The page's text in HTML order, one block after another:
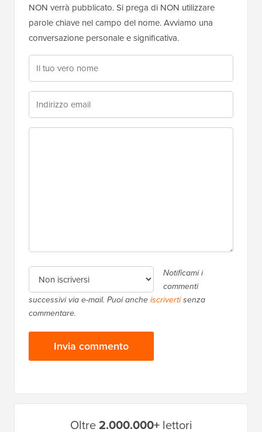
NON verrà pubblicato. Si prega di NON utilizzare
parole chiave nel campo del nome. Avviamo una
conversazione personale e significativa.
Notificami i
commenti
successivi via e-mail. Puoi ancheiscrivertisenza
commentare.
Oltre2.000.000+lettori